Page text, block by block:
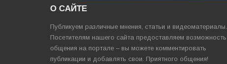
О САЙТЕ
Публикуем различные мнения, статьи и видеоматериалы.
Посетителям нашего сайта предоставляем возможность
общения на портале – вы можете комментировать
публикации и добавлять свои. Приятного общения!